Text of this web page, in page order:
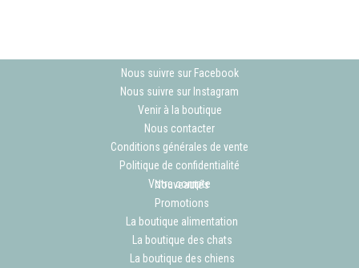
Nous suivre sur Facebook
Nous suivre sur Instagram
Venir à la boutique
Nous contacter
Conditions générales de vente
Politique de confidentialité
Votre compte
Nouveautés
Promotions
La boutique alimentation
La boutique des chats
La boutique des chiens